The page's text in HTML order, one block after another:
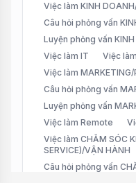
Việc làm KINH
Câu hỏi phỏng vấn
Luyện phỏng vấn
Việc làm IT
Việc
Việc làm
Câu hỏi phỏng vấn
Luyện phỏng vấn
Việc làm Remote
Việc làm CHĂM SÓC
SERVICE)/VẬN HÀNH
Câu hỏi phỏng vấn